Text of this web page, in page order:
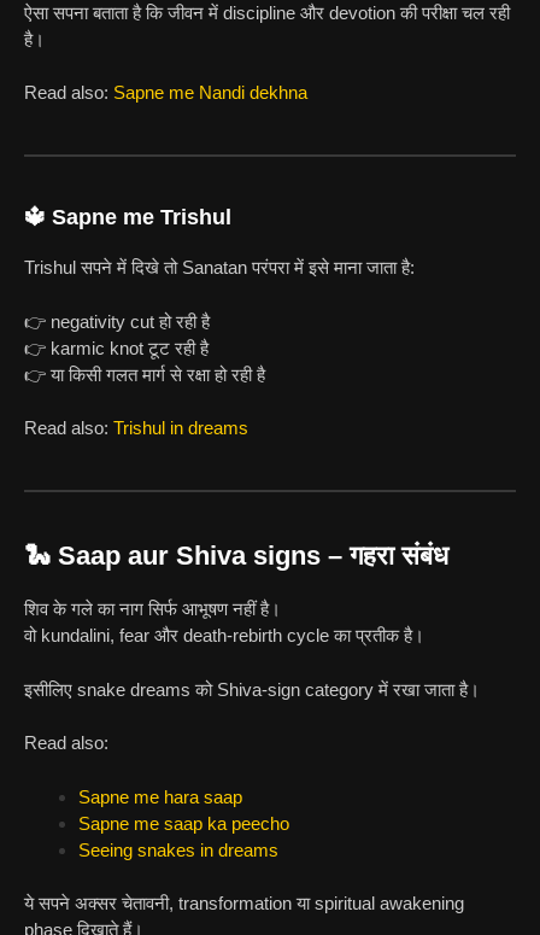
ऐसा सपना बताता है कि जीवन में discipline और devotion की परीक्षा चल रही
है।
Read also: Sapne me Nandi dekhna
🔱 Sapne me Trishul
Trishul सपने में दिखे तो Sanatan परंपरा में इसे माना जाता है:
👉 negativity cut हो रही है
👉 karmic knot टूट रही है
👉 या किसी गलत मार्ग से रक्षा हो रही है
Read also: Trishul in dreams
🐍 Saap aur Shiva signs – गहरा संबंध
शिव के गले का नाग सिर्फ आभूषण नहीं है।
वो kundalini, fear और death-rebirth cycle का प्रतीक है।
इसीलिए snake dreams को Shiva-sign category में रखा जाता है।
Read also:
Sapne me hara saap
Sapne me saap ka peecho
Seeing snakes in dreams
ये सपने अक्सर चेतावनी, transformation या spiritual awakening
phase दिखाते हैं।